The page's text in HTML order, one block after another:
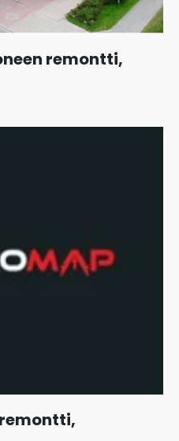
remontti,